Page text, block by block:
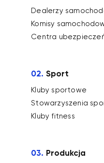
Dealerzy
Komisy
Centra
02. Sport
Kluby sportowe
Stowarzyszenia
Kluby fitness
03. Produkcja